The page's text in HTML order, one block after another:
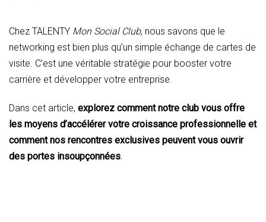
Chez TALENTY Mon Social Club, nous savons que le
networking est bien plus qu’un simple échange de cartes de
visite. C’est une véritable stratégie pour booster votre
carrière et développer votre entreprise.
Dans cet article, explorez comment notre club vous offre
les moyens d’accélérer votre croissance professionnelle et
comment nos rencontres exclusives peuvent vous ouvrir
des portes insoupçonnées.